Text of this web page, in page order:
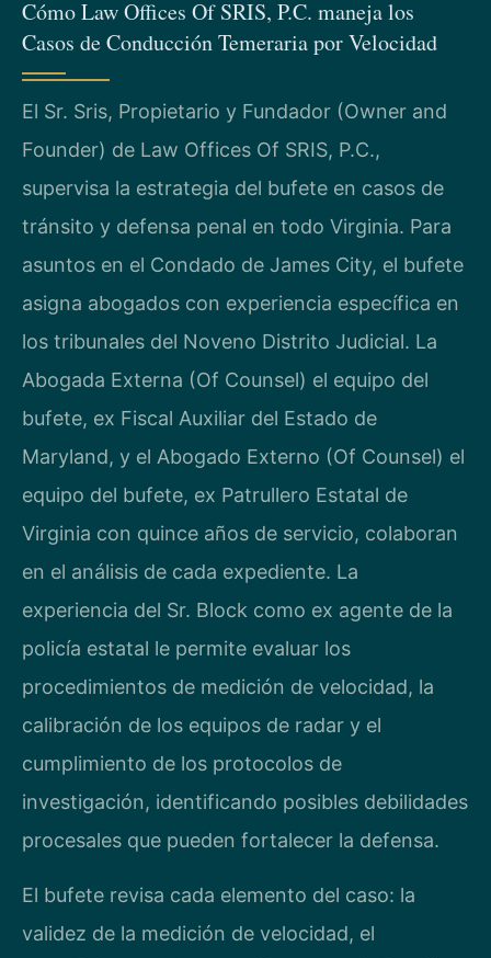
Cómo Law Offices Of SRIS, P.C. maneja los
Casos de Conducción Temeraria por Velocidad
El Sr. Sris, Propietario y Fundador (Owner and
Founder) de Law Offices Of SRIS, P.C.,
supervisa la estrategia del bufete en casos de
tránsito y defensa penal en todo Virginia. Para
asuntos en el Condado de James City, el bufete
asigna abogados con experiencia específica en
los tribunales del Noveno Distrito Judicial. La
Abogada Externa (Of Counsel) el equipo del
bufete, ex Fiscal Auxiliar del Estado de
Maryland, y el Abogado Externo (Of Counsel) el
equipo del bufete, ex Patrullero Estatal de
Virginia con quince años de servicio, colaboran
en el análisis de cada expediente. La
experiencia del Sr. Block como ex agente de la
policía estatal le permite evaluar los
procedimientos de medición de velocidad, la
calibración de los equipos de radar y el
cumplimiento de los protocolos de
investigación, identificando posibles debilidades
procesales que pueden fortalecer la defensa.
El bufete revisa cada elemento del caso: la
validez de la medición de velocidad, el